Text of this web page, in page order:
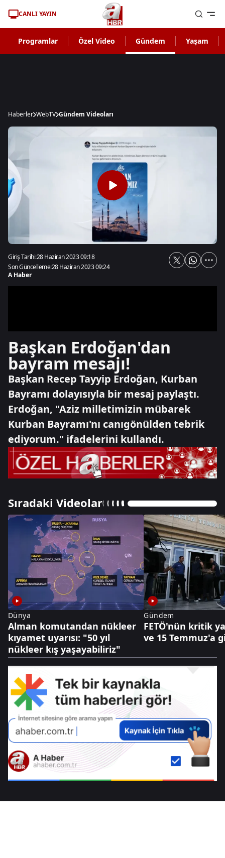
CANLI YAYIN
Programlar Özel Video Gündem Yaşam
Haberler WebTV Gündem Videoları
Giriş Tarihi:28 Haziran 2023 09:18
Son Güncelleme:28 Haziran 2023 09:24
A Haber
Başkan Erdoğan'dan
bayram mesajı!
Başkan Recep Tayyip Erdoğan, Kurban
Bayramı dolayısıyla bir mesaj paylaştı.
Erdoğan, "Aziz milletimizin mübarek
Kurban Bayramı'nı canıgönülden tebrik
ediyorum." ifadelerini kullandı.
Sıradaki Videolar
Dünya
Alman komutandan nükleer
kıyamet uyarısı: "50 yıl
nükleer kış yaşayabiliriz"
Gündem
FETÖ'nün kritik
ve 15 Temmuz'a